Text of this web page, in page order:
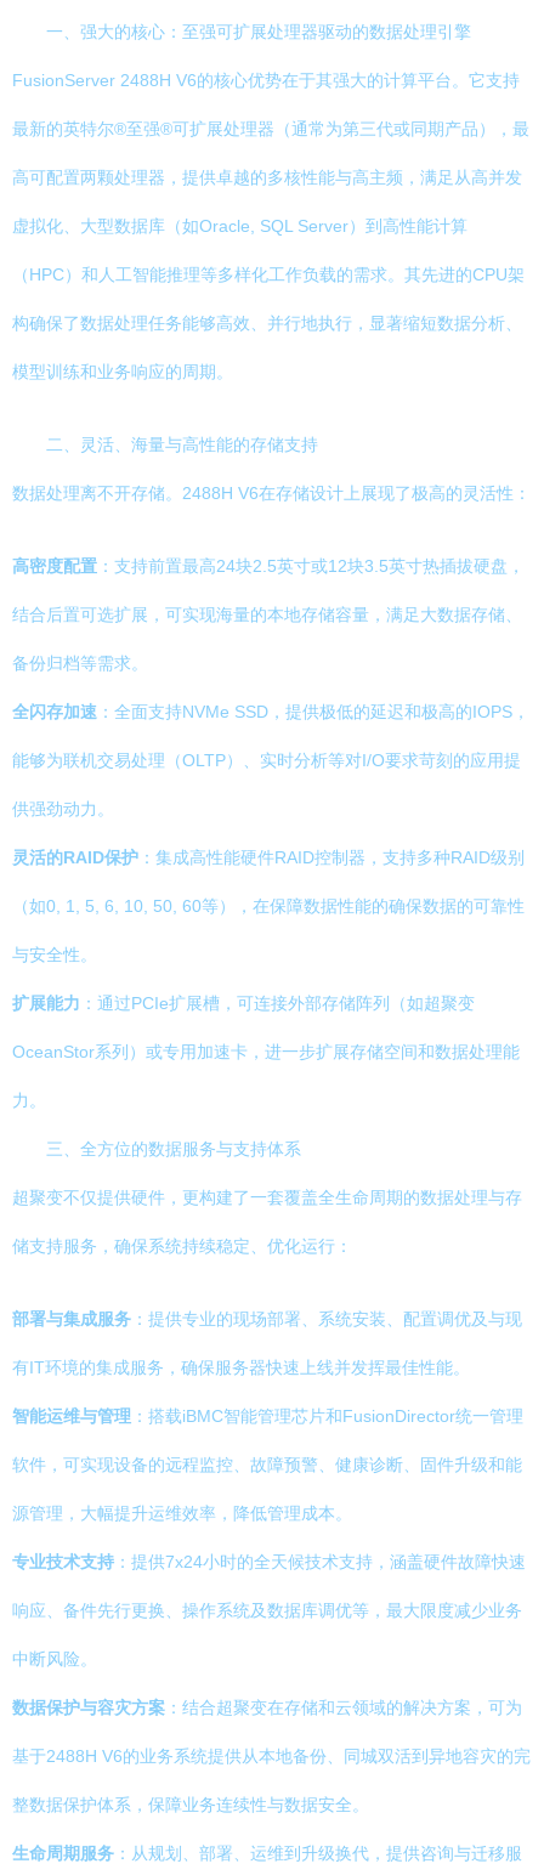
一、强大的核心：至强可扩展处理器驱动的数据处理引擎
FusionServer 2488H V6的核心优势在于其强大的计算平台。它支持
最新的英特尔®至强®可扩展处理器（通常为第三代或同期产品），最
高可配置两颗处理器，提供卓越的多核性能与高主频，满足从高并发
虚拟化、大型数据库（如Oracle, SQL Server）到高性能计算
（HPC）和人工智能推理等多样化工作负载的需求。其先进的CPU架
构确保了数据处理任务能够高效、并行地执行，显著缩短数据分析、
模型训练和业务响应的周期。
二、灵活、海量与高性能的存储支持
数据处理离不开存储。2488H V6在存储设计上展现了极高的灵活性：
高密度配置 ：支持前置最高24块2.5英寸或12块3.5英寸热插拔硬盘，
结合后置可选扩展，可实现海量的本地存储容量，满足大数据存储、
备份归档等需求。
全闪存加速 ：全面支持NVMe SSD，提供极低的延迟和极高的IOPS，
能够为联机交易处理（OLTP）、实时分析等对I/O要求苛刻的应用提
供强劲动力。
灵活的RAID保护 ：集成高性能硬件RAID控制器，支持多种RAID级别
（如0, 1, 5, 6, 10, 50, 60等），在保障数据性能的确保数据的可靠性
与安全性。
扩展能力 ：通过PCIe扩展槽，可连接外部存储阵列（如超聚变
OceanStor系列）或专用加速卡，进一步扩展存储空间和数据处理能
力。
三、全方位的数据服务与支持体系
超聚变不仅提供硬件，更构建了一套覆盖全生命周期的数据处理与存
储支持服务，确保系统持续稳定、优化运行：
部署与集成服务 ：提供专业的现场部署、系统安装、配置调优及与现
有IT环境的集成服务，确保服务器快速上线并发挥最佳性能。
智能运维与管理 ：搭载iBMC智能管理芯片和FusionDirector统一管理
软件，可实现设备的远程监控、故障预警、健康诊断、固件升级和能
源管理，大幅提升运维效率，降低管理成本。
专业技术支持 ：提供7x24小时的全天候技术支持，涵盖硬件故障快速
响应、备件先行更换、操作系统及数据库调优等，最大限度减少业务
中断风险。
数据保护与容灾方案 ：结合超聚变在存储和云领域的解决方案，可为
基于2488H V6的业务系统提供从本地备份、同城双活到异地容灾的完
整数据保护体系，保障业务连续性与数据安全。
生命周期服务 ：从规划、部署、运维到升级换代，提供咨询与迁移服